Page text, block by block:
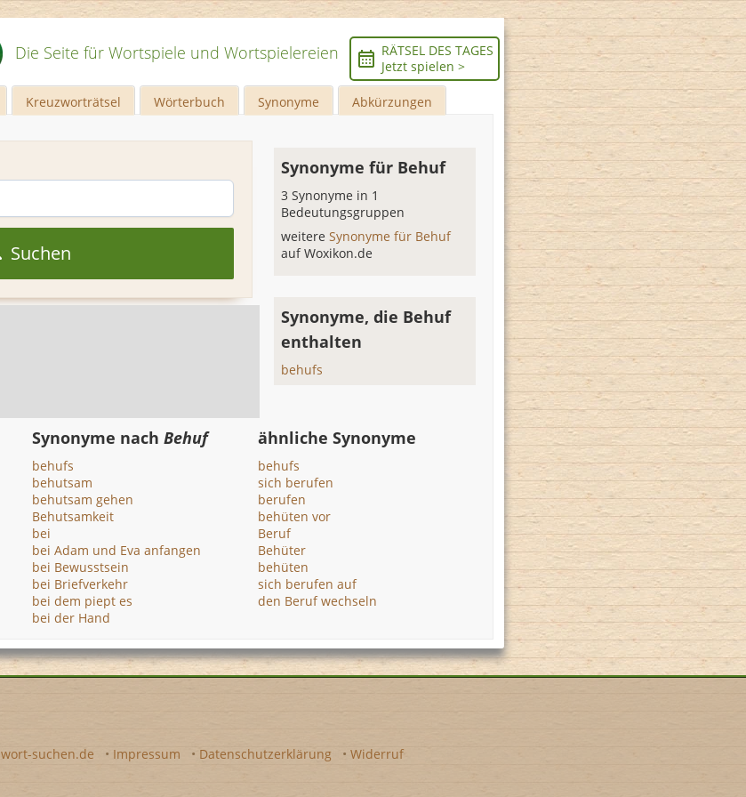
Die Seite für Wortspiele und Wortspielereien
RÄTSEL DES TAGES
Jetzt spielen >
Kreuzworträtsel Wörterbuch Synonyme Abkürzungen
Suchen
Synonyme für Behuf
3 Synonyme in 1
Bedeutungsgruppen
weitereSynonyme für Behuf
auf Woxikon.de
Synonyme, die Behuf
enthalten
behufs
Synonyme nachBehuf
behufs
behutsam
behutsam gehen
Behutsamkeit
bei
bei Adam und Eva anfangen
bei Bewusstsein
bei Briefverkehr
bei dem piept es
bei der Hand
ähnliche Synonyme
behufs
sich berufen
berufen
behüten vor
Beruf
Behüter
behüten
sich berufen auf
den Beruf wechseln
wort-suchen.de • Impressum • Datenschutzerklärung • Widerruf